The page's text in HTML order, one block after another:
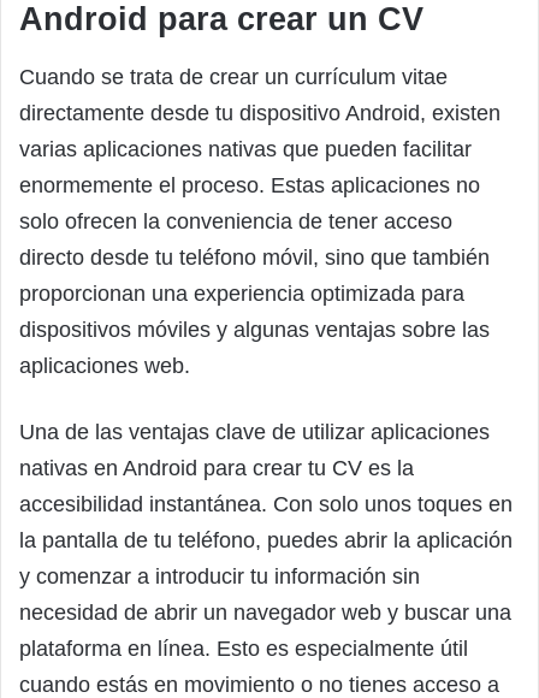
Android para crear un CV
Cuando se trata de crear un currículum vitae
directamente desde tu dispositivo Android, existen
varias aplicaciones nativas que pueden facilitar
enormemente el proceso. Estas aplicaciones no
solo ofrecen la conveniencia de tener acceso
directo desde tu teléfono móvil, sino que también
proporcionan una experiencia optimizada para
dispositivos móviles y algunas ventajas sobre las
aplicaciones web.
Una de las ventajas clave de utilizar aplicaciones
nativas en Android para crear tu CV es la
accesibilidad instantánea. Con solo unos toques en
la pantalla de tu teléfono, puedes abrir la aplicación
y comenzar a introducir tu información sin
necesidad de abrir un navegador web y buscar una
plataforma en línea. Esto es especialmente útil
cuando estás en movimiento o no tienes acceso a